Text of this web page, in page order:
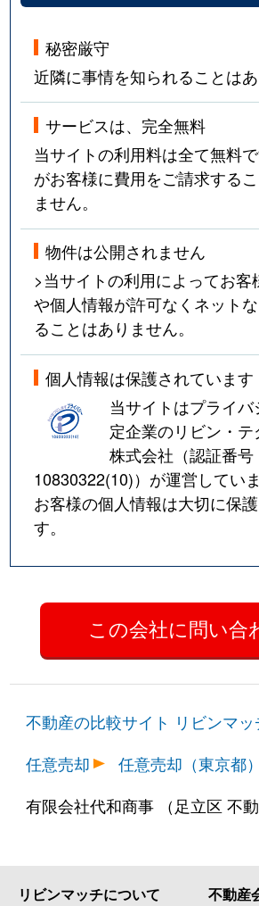
秘密厳守
近隣に事情を知られることはあ
サービスは、完全無料
当サイトの利用料は全て無料
がお客様に費用をご請求する
ません。
物件は公開されません
>当サイトの利用によってお客
や個人情報が許可なくネット
ることはありません。
個人情報は保護されています
当サイトはプライ
定企業のリビン・
株式会社（認証番号
10830322(10)）が運営していま
お客様の個人情報は大切に保
す。
不動産の比較サイト リビンマッ
任意売却
任意売却（東京都）
有限会社代和商事 （足立区 不
リビンマッチについて 不動産